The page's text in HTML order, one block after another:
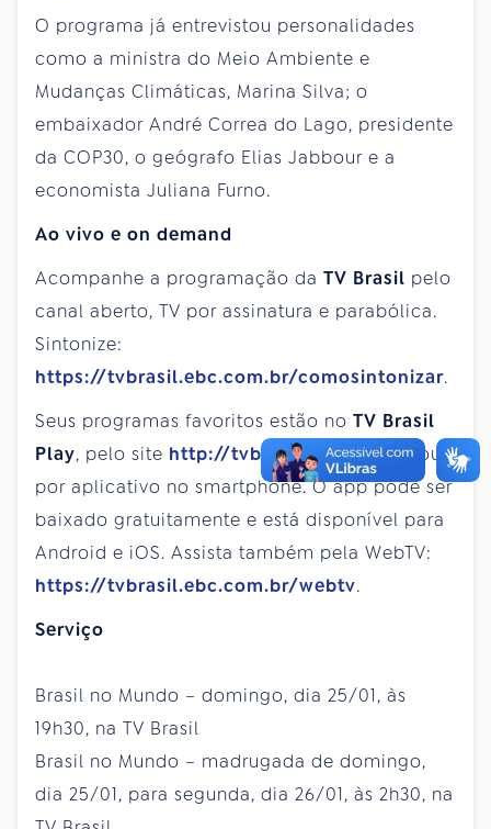
O programa já entrevistou personalidades
como a ministra do Meio Ambiente e
Mudanças Climáticas, Marina Silva; o
embaixador André Correa do Lago, presidente
da COP30, o geógrafo Elias Jabbour e a
economista Juliana Furno.
Ao vivo e on demand
Acompanhe a programação da TV Brasil pelo
canal aberto, TV por assinatura e parabólica.
Sintonize:
https://tvbrasil.ebc.com.br/comosintonizar.
Seus programas favoritos estão no TV Brasil
Play, pelo site http://tvbrasilplay.com.br ou
por aplicativo no smartphone. O app pode ser
baixado gratuitamente e está disponível para
Android e iOS. Assista também pela WebTV:
https://tvbrasil.ebc.com.br/webtv.
Serviço
Brasil no Mundo – domingo, dia 25/01, às
19h30, na TV Brasil
Brasil no Mundo – madrugada de domingo,
dia 25/01, para segunda, dia 26/01, às 2h30, na